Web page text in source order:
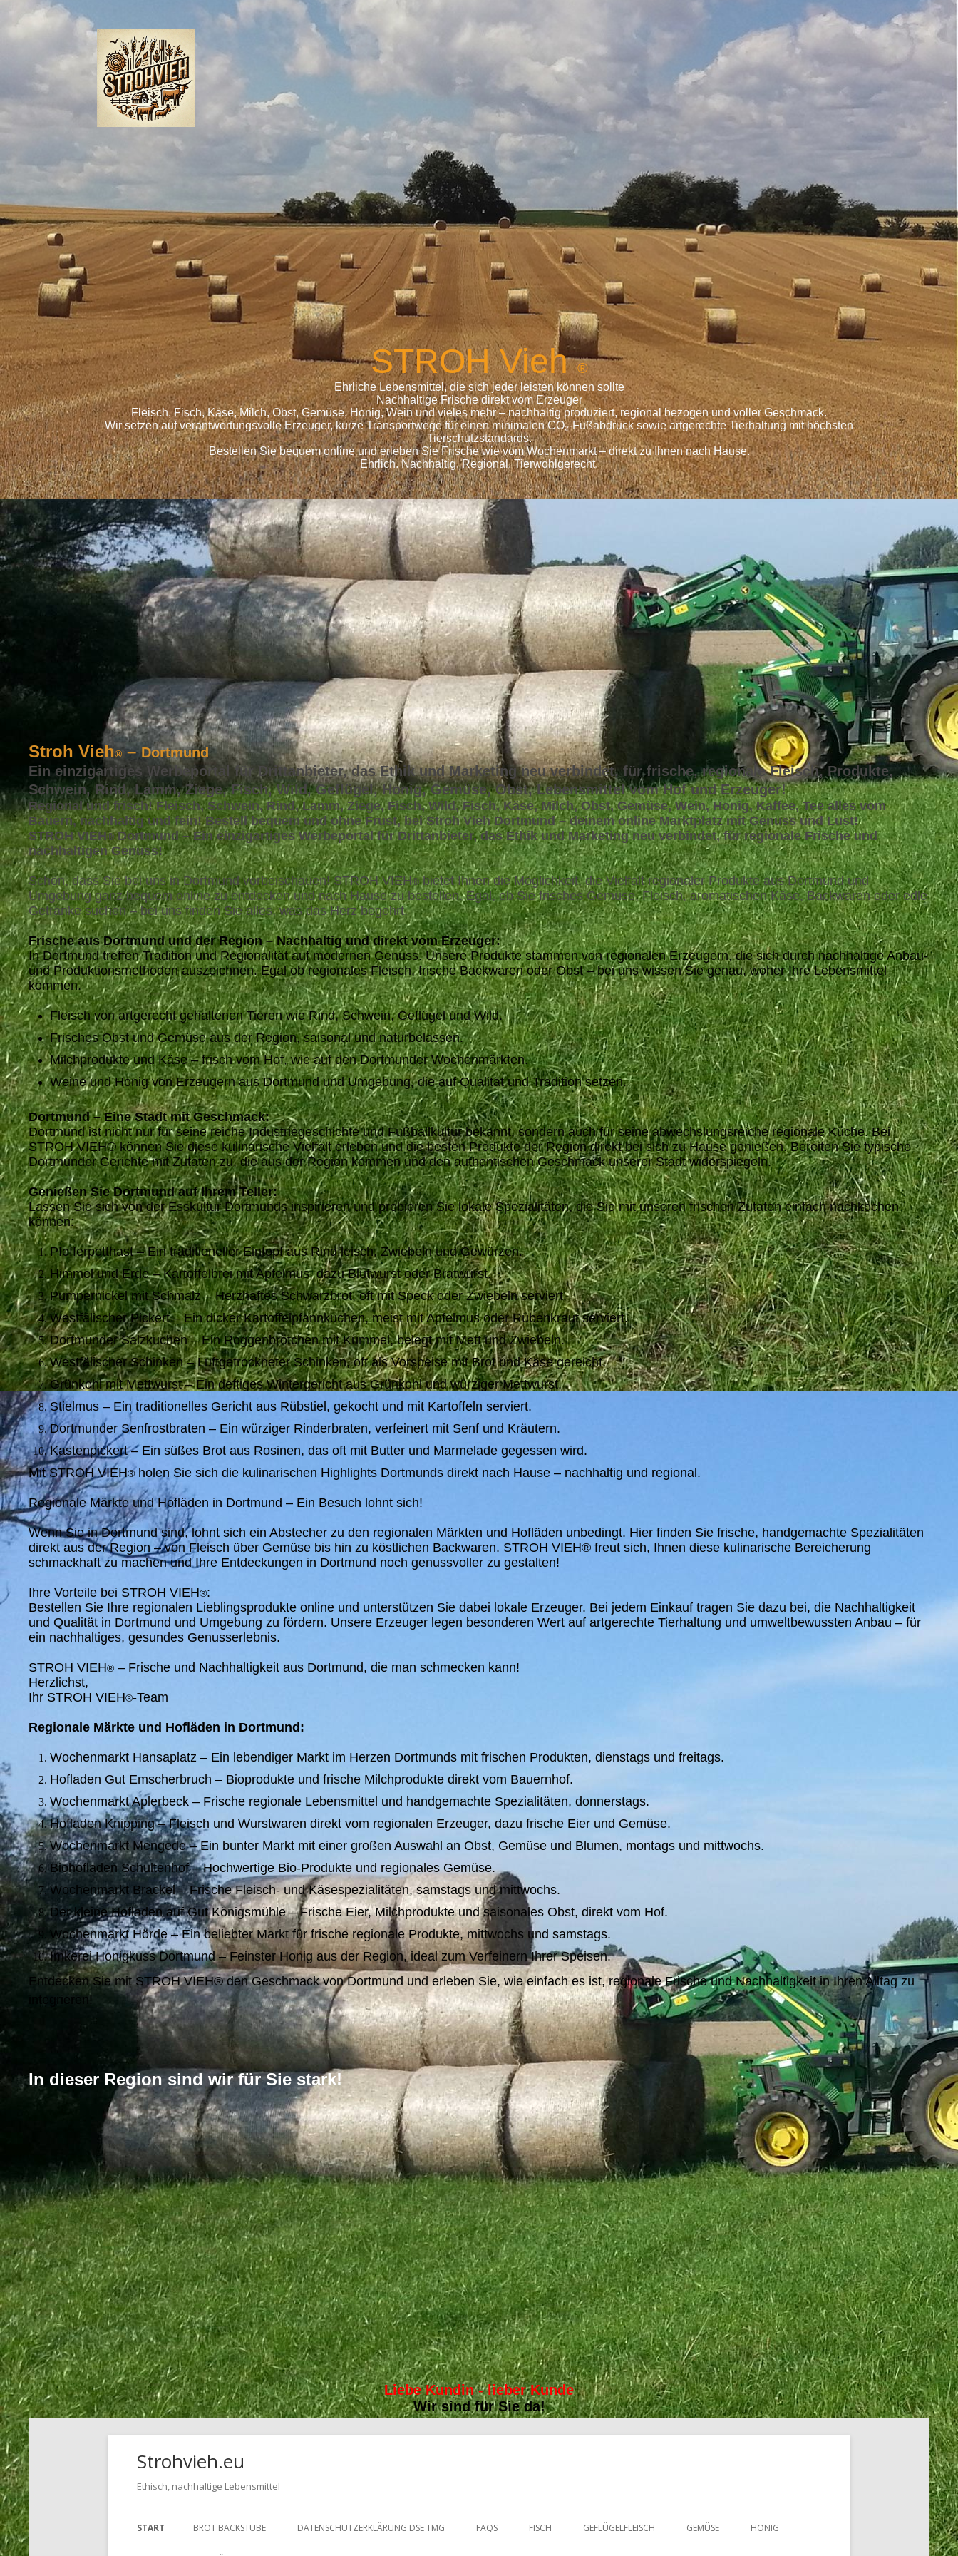
STROHVieh®
Ehrliche Lebensmittel, die sich jeder leisten können sollte
Nachhaltige Frische direkt vom Erzeuger
Fleisch, Fisch, Käse, Milch, Obst, Gemüse, Honig, Wein und vieles mehr – nachhaltig produziert, regional bezogen und voller Geschmack.
Wir setzen auf verantwortungsvolle Erzeuger, kurze Transportwege für einen minimalen CO₂-Fußabdruck sowie artgerechte Tierhaltung mit höchsten
Tierschutzstandards.
Bestellen Sie bequem online und erleben Sie Frische wie vom Wochenmarkt – direkt zu Ihnen nach Hause.
Ehrlich. Nachhaltig. Regional. Tierwohlgerecht.
Stroh Vieh®–Dortmund
Ein einzigartiges Werbeportal für Drittanbieter, das Ethik und Marketing neu verbindet, für frische, regionale Fleisch, Produkte,
Schwein, Rind, Lamm, Ziege, Fisch, Wild, Geflügel, Honig, Gemüse, Obst, Lebensmittel vom Hof und Erzeuger!
Regional und frisch! Fleisch, Schwein, Rind, Lamm, Ziege, Fisch, Wild, Fisch, Käse, Milch, Obst, Gemüse, Wein, Honig, Kaffee, Tee alles vom
Bauern, nachhaltig und fein! Bestell bequem und ohne Frust, bei Stroh Vieh Dortmund – deinem online Marktplatz mit Genuss und Lust!
STROH VIEH®Dortmund – Ein einzigartiges Werbeportal für Drittanbieter, das Ethik und Marketing neu verbindet, für regionale Frische und
nachhaltigen Genuss!
Schön, dass Sie bei uns in Dortmund vorbeischauen! STROH VIEH®bietet Ihnen die Möglichkeit, die Vielfalt regionaler Produkte aus Dortmund und
Umgebung ganz bequem online zu entdecken und nach Hause zu bestellen. Egal, ob Sie frisches Gemüse, Fleisch, aromatischen Käse, Backwaren oder edle
Getränke suchen – bei uns finden Sie alles, was das Herz begehrt.
Frische aus Dortmund und der Region – Nachhaltig und direkt vom Erzeuger:
In Dortmund treffen Tradition und Regionalität auf modernen Genuss. Unsere Produkte stammen von regionalen Erzeugern, die sich durch nachhaltige Anbau-
und Produktionsmethoden auszeichnen. Egal ob regionales Fleisch, frische Backwaren oder Obst – bei uns wissen Sie genau, woher Ihre Lebensmittel
kommen.
Fleisch von artgerecht gehaltenen Tieren wie Rind, Schwein, Geflügel und Wild.
Frisches Obst und Gemüse aus der Region, saisonal und naturbelassen.
Milchprodukte und Käse – frisch vom Hof, wie auf den Dortmunder Wochenmärkten.
Weine und Honig von Erzeugern aus Dortmund und Umgebung, die auf Qualität und Tradition setzen.
Dortmund – Eine Stadt mit Geschmack:
Dortmund ist nicht nur für seine reiche Industriegeschichte und Fußballkultur bekannt, sondern auch für seine abwechslungsreiche regionale Küche. Bei
STROH VIEH® können Sie diese kulinarische Vielfalt erleben und die besten Produkte der Region direkt bei sich zu Hause genießen. Bereiten Sie typische
Dortmunder Gerichte mit Zutaten zu, die aus der Region kommen und den authentischen Geschmack unserer Stadt widerspiegeln.
Genießen Sie Dortmund auf Ihrem Teller:
Lassen Sie sich von der Esskultur Dortmunds inspirieren und probieren Sie lokale Spezialitäten, die Sie mit unseren frischen Zutaten einfach nachkochen
können:
Pfefferpotthast – Ein traditioneller Eintopf aus Rindfleisch, Zwiebeln und Gewürzen.
Himmel und Erde – Kartoffelbrei mit Apfelmus, dazu Blutwurst oder Bratwurst.
Pumpernickel mit Schmalz – Herzhaftes Schwarzbrot, oft mit Speck oder Zwiebeln serviert.
Westfälischer Pickert – Ein dicker Kartoffelpfannkuchen, meist mit Apfelmus oder Rübenkraut serviert.
Dortmunder Salzkuchen – Ein Roggenbrötchen mit Kümmel, belegt mit Mett und Zwiebeln.
Westfälischer Schinken – Luftgetrockneter Schinken, oft als Vorspeise mit Brot und Käse gereicht.
Grünkohl mit Mettwurst – Ein deftiges Wintergericht aus Grünkohl und würziger Mettwurst.
Stielmus – Ein traditionelles Gericht aus Rübstiel, gekocht und mit Kartoffeln serviert.
Dortmunder Senfrostbraten – Ein würziger Rinderbraten, verfeinert mit Senf und Kräutern.
Kastenpickert – Ein süßes Brot aus Rosinen, das oft mit Butter und Marmelade gegessen wird.
Mit STROH VIEH®holen Sie sich die kulinarischen Highlights Dortmunds direkt nach Hause – nachhaltig und regional.
Regionale Märkte und Hofläden in Dortmund – Ein Besuch lohnt sich!
Wenn Sie in Dortmund sind, lohnt sich ein Abstecher zu den regionalen Märkten und Hofläden unbedingt. Hier finden Sie frische, handgemachte Spezialitäten
direkt aus der Region – von Fleisch über Gemüse bis hin zu köstlichen Backwaren. STROH VIEH® freut sich, Ihnen diese kulinarische Bereicherung
schmackhaft zu machen und Ihre Entdeckungen in Dortmund noch genussvoller zu gestalten!
Ihre Vorteile bei STROH VIEH®:
Bestellen Sie Ihre regionalen Lieblingsprodukte online und unterstützen Sie dabei lokale Erzeuger. Bei jedem Einkauf tragen Sie dazu bei, die Nachhaltigkeit
und Qualität in Dortmund und Umgebung zu fördern. Unsere Erzeuger legen besonderen Wert auf artgerechte Tierhaltung und umweltbewussten Anbau – für
ein nachhaltiges, gesundes Genusserlebnis.
STROH VIEH® – Frische und Nachhaltigkeit aus Dortmund, die man schmecken kann!
Herzlichst,
Ihr STROH VIEH®-Team
Regionale Märkte und Hofläden in Dortmund:
Wochenmarkt Hansaplatz – Ein lebendiger Markt im Herzen Dortmunds mit frischen Produkten, dienstags und freitags.
Hofladen Gut Emscherbruch – Bioprodukte und frische Milchprodukte direkt vom Bauernhof.
Wochenmarkt Aplerbeck – Frische regionale Lebensmittel und handgemachte Spezialitäten, donnerstags.
Hofladen Knipping – Fleisch und Wurstwaren direkt vom regionalen Erzeuger, dazu frische Eier und Gemüse.
Wochenmarkt Mengede – Ein bunter Markt mit einer großen Auswahl an Obst, Gemüse und Blumen, montags und mittwochs.
Biohofladen Schultenhof – Hochwertige Bio-Produkte und regionales Gemüse.
Wochenmarkt Brackel – Frische Fleisch- und Käsespezialitäten, samstags und mittwochs.
Der kleine Hofladen auf Gut Königsmühle – Frische Eier, Milchprodukte und saisonales Obst, direkt vom Hof.
Wochenmarkt Hörde – Ein beliebter Markt für frische regionale Produkte, mittwochs und samstags.
Imkerei Honigkuss Dortmund – Feinster Honig aus der Region, ideal zum Verfeinern Ihrer Speisen.
Entdecken Sie mit STROH VIEH® den Geschmack von Dortmund und erleben Sie, wie einfach es ist, regionale Frische und Nachhaltigkeit in Ihren Alltag zu
integrieren!
In dieser Region sind wir für Sie stark!
Liebe Kundin - lieber Kunde
Wir sind für Sie da!